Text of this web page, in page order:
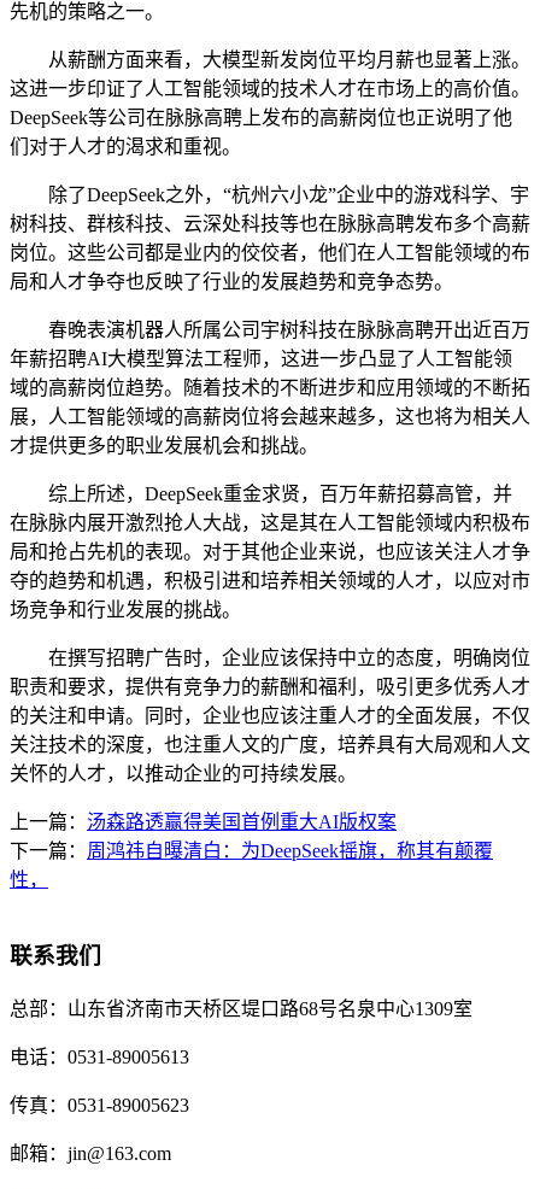
先机的策略之一。
从薪酬方面来看，大模型新发岗位平均月薪也显著上涨。
这进一步印证了人工智能领域的技术人才在市场上的高价值。
DeepSeek等公司在脉脉高聘上发布的高薪岗位也正说明了他
们对于人才的渴求和重视。
除了DeepSeek之外，“杭州六小龙”企业中的游戏科学、宇
树科技、群核科技、云深处科技等也在脉脉高聘发布多个高薪
岗位。这些公司都是业内的佼佼者，他们在人工智能领域的布
局和人才争夺也反映了行业的发展趋势和竞争态势。
春晚表演机器人所属公司宇树科技在脉脉高聘开出近百万
年薪招聘AI大模型算法工程师，这进一步凸显了人工智能领
域的高薪岗位趋势。随着技术的不断进步和应用领域的不断拓
展，人工智能领域的高薪岗位将会越来越多，这也将为相关人
才提供更多的职业发展机会和挑战。
综上所述，DeepSeek重金求贤，百万年薪招募高管，并
在脉脉内展开激烈抢人大战，这是其在人工智能领域内积极布
局和抢占先机的表现。对于其他企业来说，也应该关注人才争
夺的趋势和机遇，积极引进和培养相关领域的人才，以应对市
场竞争和行业发展的挑战。
在撰写招聘广告时，企业应该保持中立的态度，明确岗位
职责和要求，提供有竞争力的薪酬和福利，吸引更多优秀人才
的关注和申请。同时，企业也应该注重人才的全面发展，不仅
关注技术的深度，也注重人文的广度，培养具有大局观和人文
关怀的人才，以推动企业的可持续发展。
上一篇： 汤森路透赢得美国首例重大AI版权案
下一篇： 周鸿祎自曝清白：为DeepSeek摇旗，称其有颠覆
性，
联系我们
总部： 山东省济南市天桥区堤口路68号名泉中心1309室
电话： 0531-89005613
传真： 0531-89005623
邮箱： jin@163.com